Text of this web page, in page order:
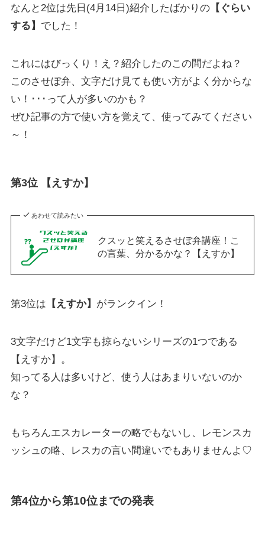
なんと2位は先日(4月14日)紹介したばかりの【ぐらい
する】 でした！
これにはびっくり！え？紹介したのこの間だよね？
このさせぼ弁、文字だけ見ても使い方がよく分からな
い！･･･って人が多いのかも？
ぜひ記事の方で使い方を覚えて、使ってみてください
～！
第3位 【えすか】
あわせて読みたい
クスッと笑えるさせぼ弁講座！こ
の言葉、分かるかな？【えすか】
第3位は 【えすか】 がランクイン！
3文字だけど1文字も掠らないシリーズの1つである
【えすか】。
知ってる人は多いけど、使う人はあまりいないのか
な？
もちろんエスカレーターの略でもないし、レモンスカ
ッシュの略、レスカの言い間違いでもありませんよ♡
第4位から第10位までの発表